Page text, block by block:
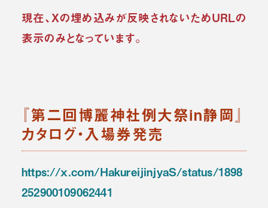
現在、Xの埋め込みが反映されないためURLの
表示のみとなっています。
『第二回博麗神社例大祭in静岡』
カタログ・入場券発売
https://x.com/HakureijinjyaS/status/1898
252900109062441